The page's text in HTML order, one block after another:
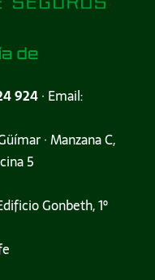
de
924· Email:
· Manzana C,
5
Gonbeth, 1º